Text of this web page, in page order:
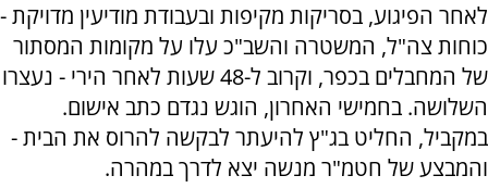
לאחר הפיגוע, בסריקות מקיפות ובעבודת מודיעין מדויקת -
כוחות צה"ל, המשטרה והשב"כ עלו על מקומות המסתור
של המחבלים בכפר, וקרוב ל-48 שעות לאחר הירי - נעצרו
השלושה. בחמישי האחרון, הוגש נגדם כתב אישום.
במקביל, החליט בג"ץ להיעתר לבקשה להרוס את הבית -
והמבצע של חטמ"ר מנשה יצא לדרך במהרה.